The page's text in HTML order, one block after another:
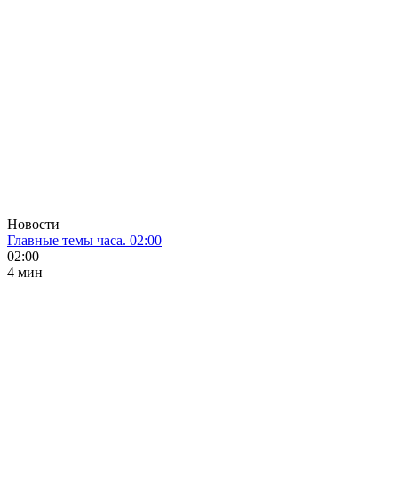
Новости
Главные темы часа. 02:00
02:00
4 мин